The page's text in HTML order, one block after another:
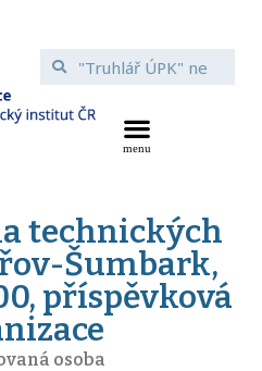
technických
Šumbark,
příspěvková
osoba